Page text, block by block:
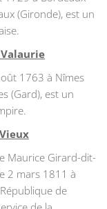
(Gironde), est un
1763 à Nîmes
(Gard), est un
Maurice Girard-dit-
2 mars 1811 à
de